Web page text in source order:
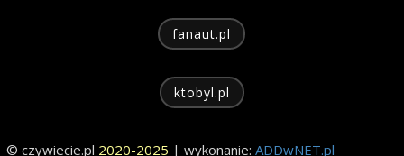
fanaut.pl
ktobyl.pl
© czywiecie.pl 2020-2025 | wykonanie: ADDwNET.pl